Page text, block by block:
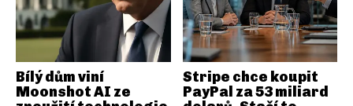
Bílý dům viní
Moonshot AI ze
Stripe chce koupit
PayPal za 53 miliard